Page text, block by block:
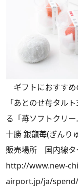
ギフトにおすすめ
「あとのせ苺タル
る「苺ソフトクリー
十勝 銀龍苺(ぎんり
販売場所 国内線タ
http://www.new-
airport.jp/ja/